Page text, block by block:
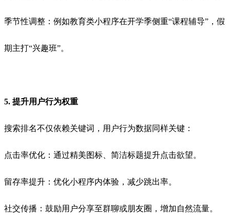
季节性调整：例如教育类小程序在开学季侧重“课程辅导”，假
期主打“兴趣班”。
5. 提升用户行为权重
搜索排名不仅依赖关键词，用户行为数据同样关键：
点击率优化：通过精美图标、简洁标题提升点击欲望。
留存率提升：优化小程序内体验，减少跳出率。
社交传播：鼓励用户分享至群聊或朋友圈，增加自然流量。